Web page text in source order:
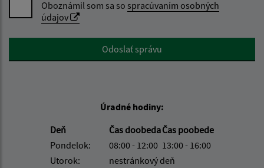
Oboznámil som sa so spracúvaním osobných
údajov
Google reCaptcha ResponseOdoslať správu
Úradné hodiny:
Deň
Čas doobedaČas poobede
Pondelok:
08:00 - 12:00 13:00 - 16:00
Utorok:
nestránkový deň